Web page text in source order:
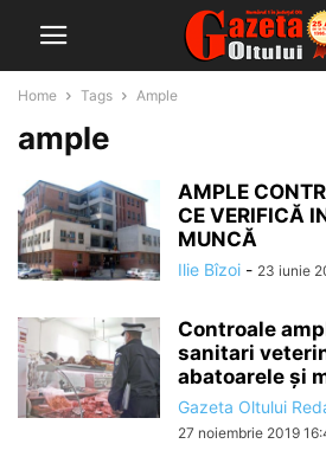
Home Tags Ample
ample
AMPLE
CE VERIFICĂ
MUNCĂ
Ilie Bîzoi - 23 iunie
Controale
sanitari
abatoarele şi
Gazeta Oltului
27 noiembrie 2019